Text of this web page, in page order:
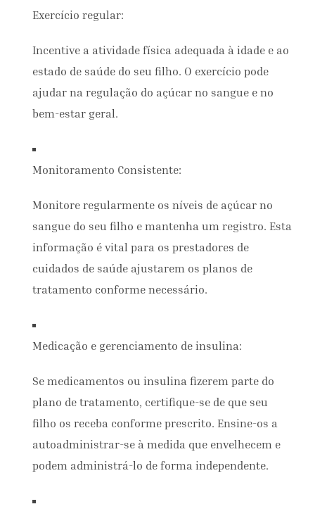
Exercício regular:
Incentive a atividade física adequada à idade e ao
estado de saúde do seu filho. O exercício pode
ajudar na regulação do açúcar no sangue e no
bem-estar geral.
Monitoramento Consistente:
Monitore regularmente os níveis de açúcar no
sangue do seu filho e mantenha um registro. Esta
informação é vital para os prestadores de
cuidados de saúde ajustarem os planos de
tratamento conforme necessário.
Medicação e gerenciamento de insulina:
Se medicamentos ou insulina fizerem parte do
plano de tratamento, certifique-se de que seu
filho os receba conforme prescrito. Ensine-os a
autoadministrar-se à medida que envelhecem e
podem administrá-lo de forma independente.